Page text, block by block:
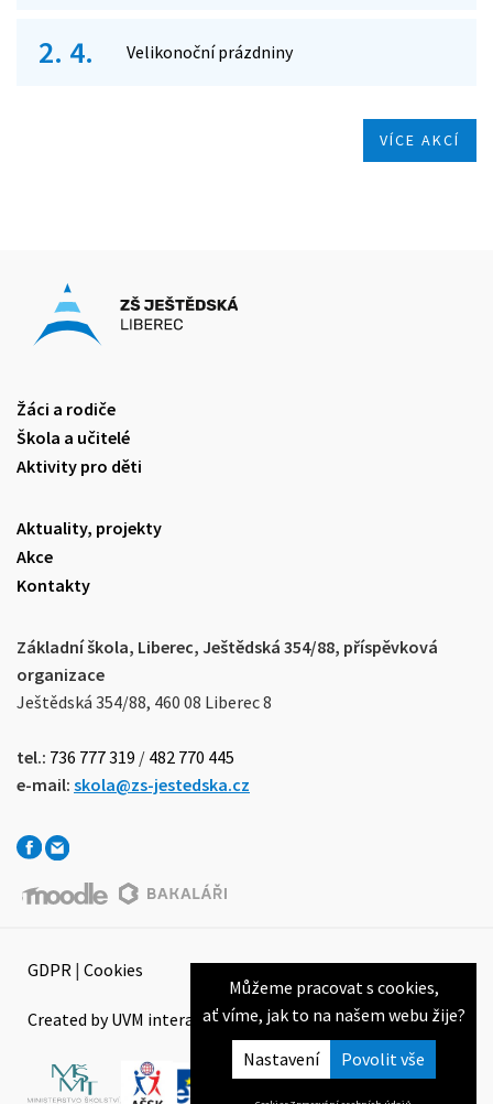
Můžeme pracovat s cookies,
ať víme, jak to na našem webu žije?
Nastavení
2. 4. Velikonoční prázdniny
VÍCE AKCÍ
Žáci a rodiče
Škola a učitelé
Aktivity pro děti
Aktuality, projekty
Akce
Kontakty
Základní škola, Liberec, Ještědská 354/88, příspěvková
organizace
Ještědská 354/88, 460 08 Liberec 8
tel.: 736 777 319 / 482 770 445
e-mail: skola@zs-jestedska.cz
GDPR | Cookies
Created by UVM interactive